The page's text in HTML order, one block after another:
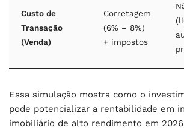
Custo de
Transação
(Venda)
Corretagem
(6% – 8%)
+ impostos
Essa simulação mostra como o
pode potencializar a rentabilidade em
imobiliário de alto rendimento em 2026